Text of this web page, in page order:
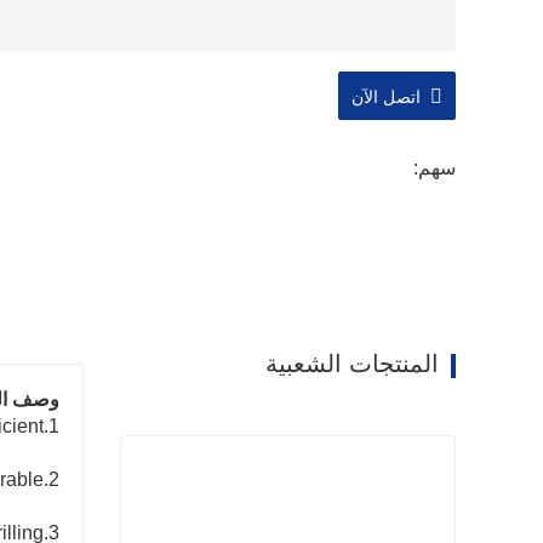
اتصل الآن
سهم:
وصف
1.Efficient, moderate and efficient.
2.Rubber crawler is put on-resistant and durable.
3.It can meet straight and inclined gap drilling
المنتجات الشعبية